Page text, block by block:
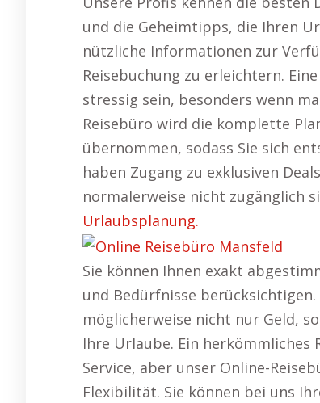
und die Geheimtipps, die Ihren
nützliche Informationen zur
Reisebuchung zu erleichtern.
stressig sein, besonders wenn
Reisebüro wird die komplette
übernommen, sodass Sie sich
haben Zugang zu exklusiven
normalerweise nicht zugänglich
Urlaubsplanung.
Sie können Ihnen exakt
und Bedürfnisse berücksichtigen.
möglicherweise nicht nur Geld,
Ihre Urlaube. Ein
Service, aber unser Online-
Flexibilität. Sie können bei uns